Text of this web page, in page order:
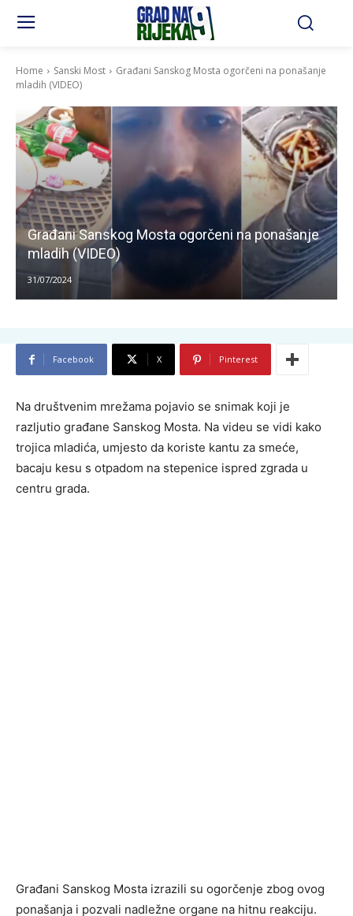
Home Sanski Most
Građani Sanskog Mosta ogorčeni na ponašanje
mladih (VIDEO)
Građani Sanskog Mosta ogorčeni na ponašanje
mladih (VIDEO)
31/07/2024
Facebook X Pinterest
Na društvenim mrežama pojavio se snimak koji je
razljutio građane Sanskog Mosta. Na videu se vidi kako
trojica mladića, umjesto da koriste kantu za smeće,
bacaju kesu s otpadom na stepenice ispred zgrada u
centru grada.
Građani Sanskog Mosta izrazili su ogorčenje zbog ovog
ponašanja i pozvali nadležne organe na hitnu reakciju.